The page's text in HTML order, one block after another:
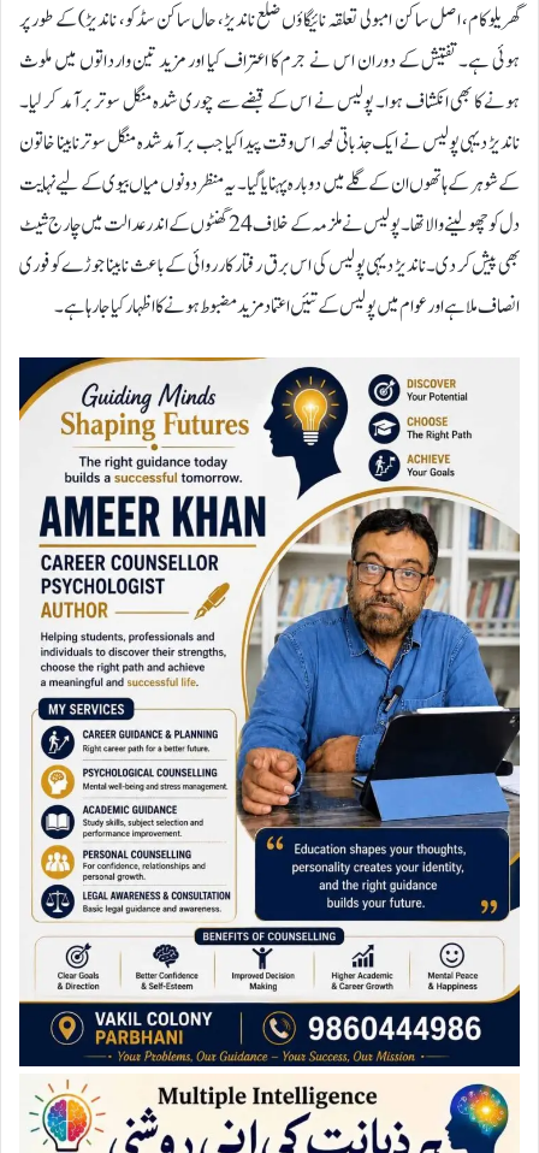
گھریلو کام، اصل ساکن امبولی تعلقہ نائیگاؤں ضلع ناندیڑ، حال ساکن سڈکو، ناندیڑ) کے طور پر
ہوئی ہے۔ تفتیش کے دوران اس نے جرم کا اعتراف کیا اور مزید تین وارداتوں میں ملوث
ہونے کا بھی انکشاف ہوا۔ پولیس نے اس کے قبضے سے چوری شدہ منگل سوتر برآمد کر لیا۔
ناندیڑ دیہی پولیس نے ایک جذباتی لمحہ اس وقت پیدا کیا جب برآمد شدہ منگل سوتر نابینا خاتون
کے شوہر کے ہاتھوں ان کے گلے میں دوبارہ پہنایا گیا۔ یہ منظر دونوں میاں بیوی کے لیے نہایت
دل کو چھو لینے والا تھا۔ پولیس نے ملزمہ کے خلاف 24 گھنٹوں کے اندر عدالت میں چارج شیٹ
بھی پیش کر دی۔ناندیڑ دیہی پولیس کی اس برق رفتار کارروائی کے باعث نابینا جوڑے کو فوری
انصاف ملا ہے اور عوام میں پولیس کے تئیں اعتماد مزید مضبوط ہونے کا اظہار کیا جا رہا ہے۔